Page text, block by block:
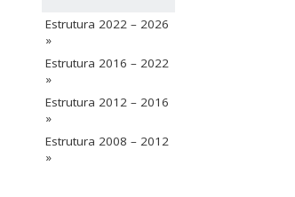
Estrutura 2022 – 2026
»
Estrutura 2016 – 2022
»
Estrutura 2012 – 2016
»
Estrutura 2008 – 2012
»